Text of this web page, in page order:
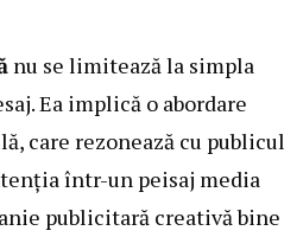
nu se limitează la simpla
Ea implică o abordare
care rezonează cu publicul
într-un peisaj media
publicitară creativă bine